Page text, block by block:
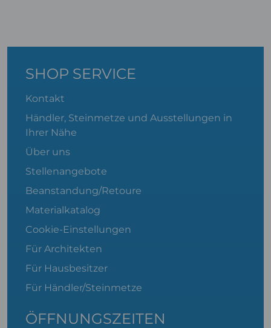
SHOP SERVICE
Kontakt
Händler, Steinmetze und Ausstellungen in
Ihrer Nähe
Über uns
Stellenangebote
Beanstandung/Retoure
Materialkatalog
Cookie-Einstellungen
Für Architekten
Für Hausbesitzer
Für Händler/Steinmetze
ÖFFNUNGSZEITEN